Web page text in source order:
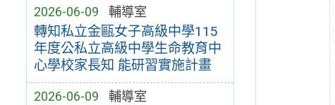
2026-06-09 輔導室
轉知私立金甌女子高級中學115
年度公私立高級中學生命教育中
心學校家長知 能研習實施計畫
2026-06-09 輔導室